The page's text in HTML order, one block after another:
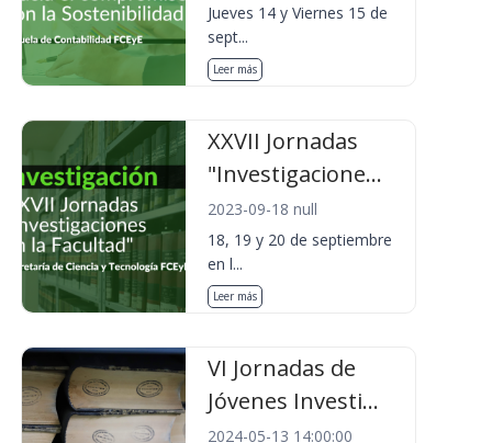
Jueves 14 y Viernes 15 de
sept...
Leer más
XXVII Jornadas
"Investigacione...
2023-09-18 null
18, 19 y 20 de septiembre
en l...
Leer más
VI Jornadas de
Jóvenes Investi...
2024-05-13 14:00:00